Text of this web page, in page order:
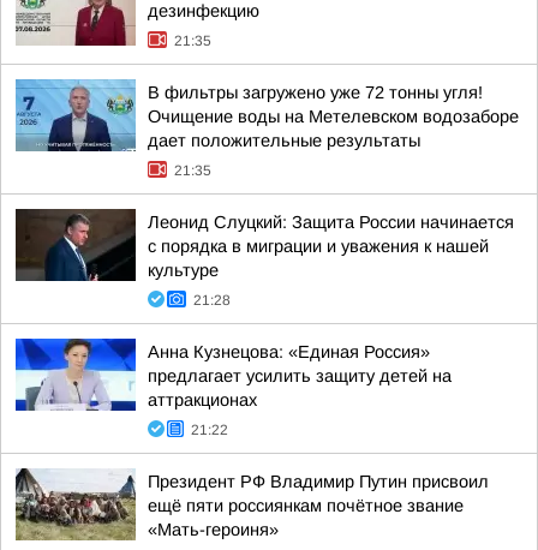
дезинфекцию
21:35
В фильтры загружено уже 72 тонны угля!
Очищение воды на Метелевском водозаборе
дает положительные результаты
21:35
Леонид Слуцкий: Защита России начинается
с порядка в миграции и уважения к нашей
культуре
21:28
Анна Кузнецова: «Единая Россия»
предлагает усилить защиту детей на
аттракционах
21:22
Президент РФ Владимир Путин присвоил
ещё пяти россиянкам почётное звание
«Мать-героиня»